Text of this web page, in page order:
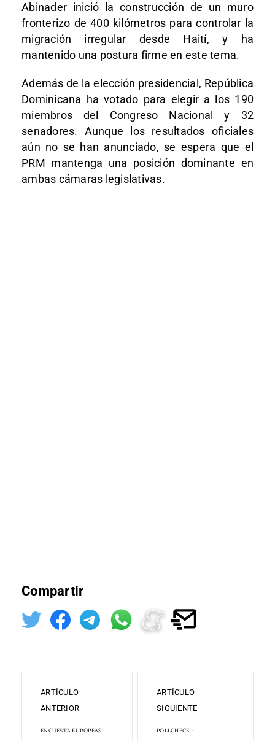
Abinader inició la construcción de un muro
fronterizo de 400 kilómetros para controlar la
migración irregular desde Haití, y ha
mantenido una postura firme en este tema.
Además de la elección presidencial, República
Dominicana ha votado para elegir a los 190
miembros del Congreso Nacional y 32
senadores. Aunque los resultados oficiales
aún no se han anunciado, se espera que el
PRM mantenga una posición dominante en
ambas cámaras legislativas.
Compartir
ARTÍCULO
ANTERIOR
ENCUESTA EUROPEAS
ARTÍCULO
SIGUIENTE
POLLCHECK -